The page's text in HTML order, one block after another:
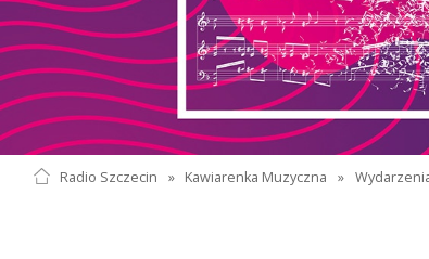
Radio Szczecin » Kawiarenka Muzyczna »